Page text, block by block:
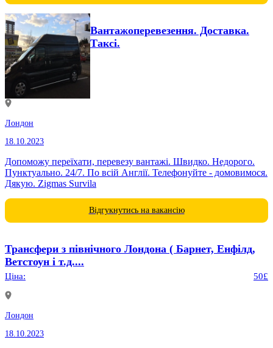
Вантажоперевезення. Доставка.
Таксі.
Лондон
18.10.2023
Допоможу переїхати, перевезу вантажі. Швидко. Недорого.
Пунктуально. 24/7. По всій Англії. Телефонуйте - домовимося.
Дякую. Zigmas Survila
Відгукнутись на вакансію
Трансфери з північного Лондона ( Барнет, Енфілд,
Ветстоун і т.д....
Ціна: 50£
Лондон
18.10.2023